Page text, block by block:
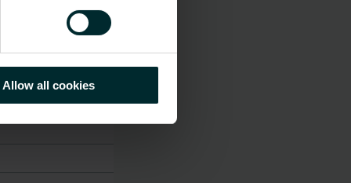
Allow all cookies
de material